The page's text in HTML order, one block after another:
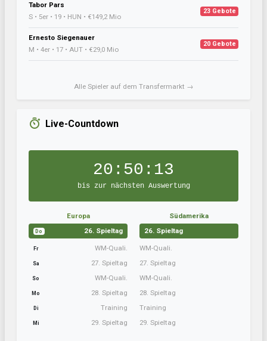
Tabor Pars
S • 5er • 19 • HUN • €149,2 Mio
23 Gebote
Ernesto Siegenauer
M • 4er • 17 • AUT • €29,0 Mio
20 Gebote
Alle Spieler auf dem Transfermarkt →
Live-Countdown
20:50:12
bis zur nächsten Auswertung
Europa
Do 26. Spieltag
Fr WM-Quali.
Sa 27. Spieltag
So WM-Quali.
Mo 28. Spieltag
Di Training
Mi 29. Spieltag
Südamerika
26. Spieltag
WM-Quali.
27. Spieltag
WM-Quali.
28. Spieltag
Training
29. Spieltag